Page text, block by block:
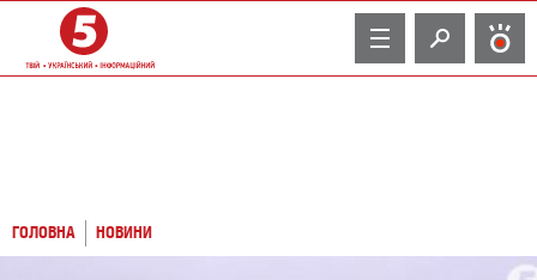
TV
ГОЛОВНА НОВИНИ